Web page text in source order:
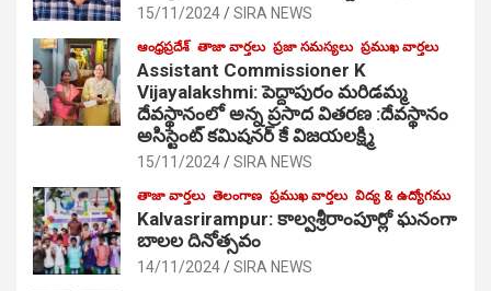
15/11/2024 SIRA NEWS
ఆంధ్రప్రదేశ్ తాజా వార్తలు ప్రజా సమస్యలు ప్రముఖ వార్తలు
Assistant Commissioner K
Vijayalakshmi: పెద్దాపురం మరిడమ్మ
దేవస్థానంలో అన్న ప్రసాద వితరణ :దేవస్థానం
అసిస్టెంట్ కమిషనర్ కే విజయలక్ష్మి
15/11/2024 SIRA NEWS
తాజా వార్తలు తెలంగాణ ప్రముఖ వార్తలు విద్య & ఉద్యోగము
Kalvasrirampur: కాల్వశ్రీరాంపూర్లో ఘనంగా
బాలల దినోత్సవం
14/11/2024 SIRA NEWS